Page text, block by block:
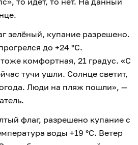
зелёный, купание разрешено.
до +24 °C.
комфортная, 21 градус. «С
тучи ушли. Солнце светит,
Люди на пляж пошли», —
флаг, разрешено купание с
воды +19 °C. Ветер